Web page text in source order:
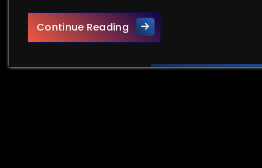
Continue ReadingEssentie van